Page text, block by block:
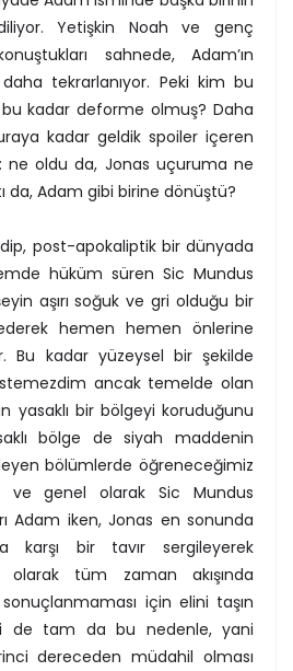
Yetişkin Noah ve genç
sahnede, Adam’ın
tekrarlanıyor. Peki kim bu
kadar deforme olmuş? Daha
kadar geldik spoiler içeren
ne oldu da, Jonas uçuruma ne
da, Adam gibi birine dönüştü?
post-apokaliptik bir dünyada
hüküm süren Sic Mundus
aşırı soğuk ve gri olduğu bir
hemen hemen önlerine
Bu kadar yüzeysel bir şekilde
ancak temelde olan
yasaklı bir bölgeyi koruduğunu
bölge de siyah maddenin
bölümlerde öğreneceğimiz
ve genel olarak Sic Mundus
Adam iken, Jonas en sonunda
karşı bir tavır sergileyerek
tüm zaman akışında
için elini taşın
de tam da bu nedenle, yani
dereceden müdahil olması